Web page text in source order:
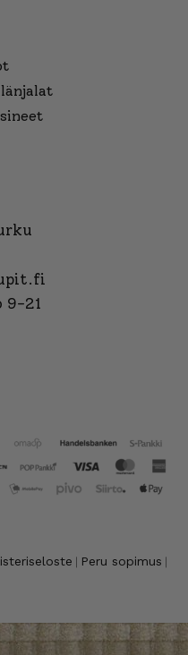
9-21
Peru sopimus